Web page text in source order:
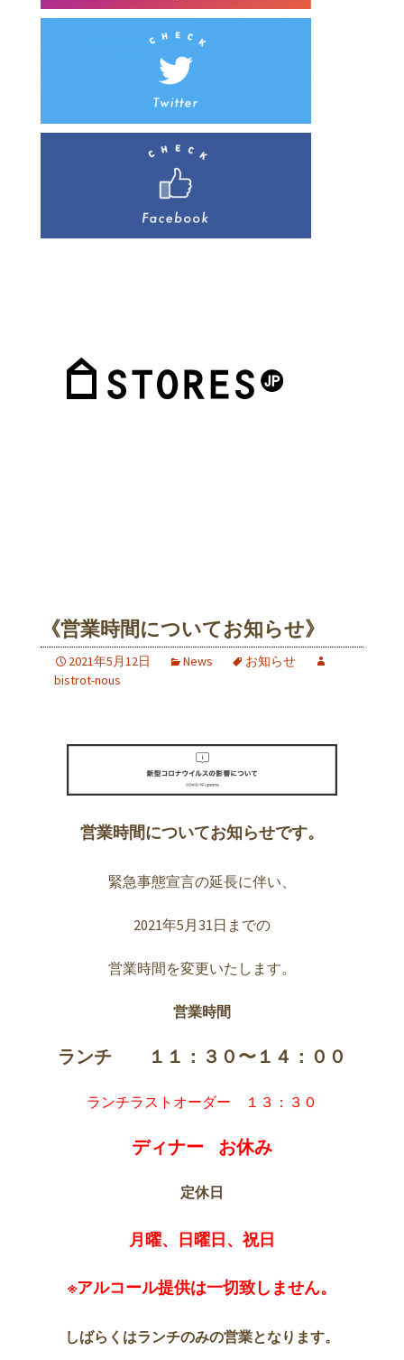
《営業時間についてお知らせ》
2021年5月12日 News
お知らせ
bistrot-nous
営業時間についてお知らせです。
緊急事態宣言の延長に伴い、
2021年5月31日までの
営業時間を変更いたします。
営業時間
ランチ １１：３０〜１４：００
ランチラストオーダー １３：３０
ディナー お休み
定休日
月曜、日曜日、祝日
※アルコール提供は一切致しません。
しばらくはランチのみの営業となります。